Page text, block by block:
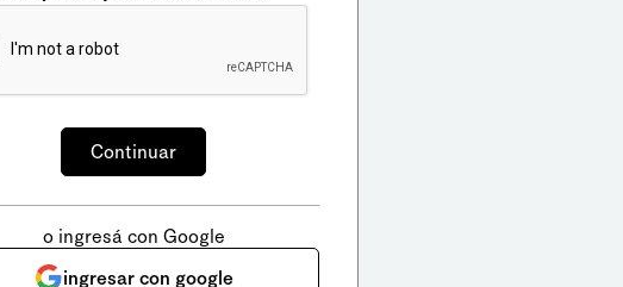
o ingresá con Google
ingresar con google